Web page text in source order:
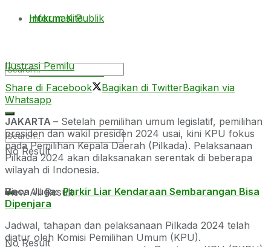
Hukum Kita
Informasi Publik
No Result
Informasi Publik
No Result
View All Result
Ilustrasi Pemilu
Share di Facebook
Bagikan di TwitterBagikan via
Whatsapp
JAKARTA – Setelah pemilihan umum legislatif, pemilihan
presiden dan wakil presiden 2024 usai, kini KPU fokus
pada Pemilihan Kepala Daerah (Pilkada). Pelaksanaan
Pilkada 2024 akan dilaksanakan serentak di beberapa
wilayah di Indonesia.
Baca Juga:Parkir Liar Kendaraan Sembarangan Bisa
Dipenjara
Jadwal, tahapan dan pelaksanaan Pilkada 2024 telah
diatur oleh Komisi Pemilihan Umum (KPU).